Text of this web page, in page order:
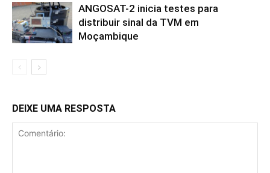
ANGOSAT-2 inicia testes para
distribuir sinal da TVM em
Moçambique
DEIXE UMA RESPOSTA